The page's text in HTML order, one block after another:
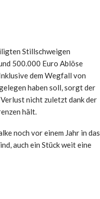
Stillschweigen
500.000 Euro Ablöse
dem Wegfall von
haben soll, sorgt der
nicht zuletzt dank der
hält.
noch vor einem Jahr in das
auch ein Stück weit eine